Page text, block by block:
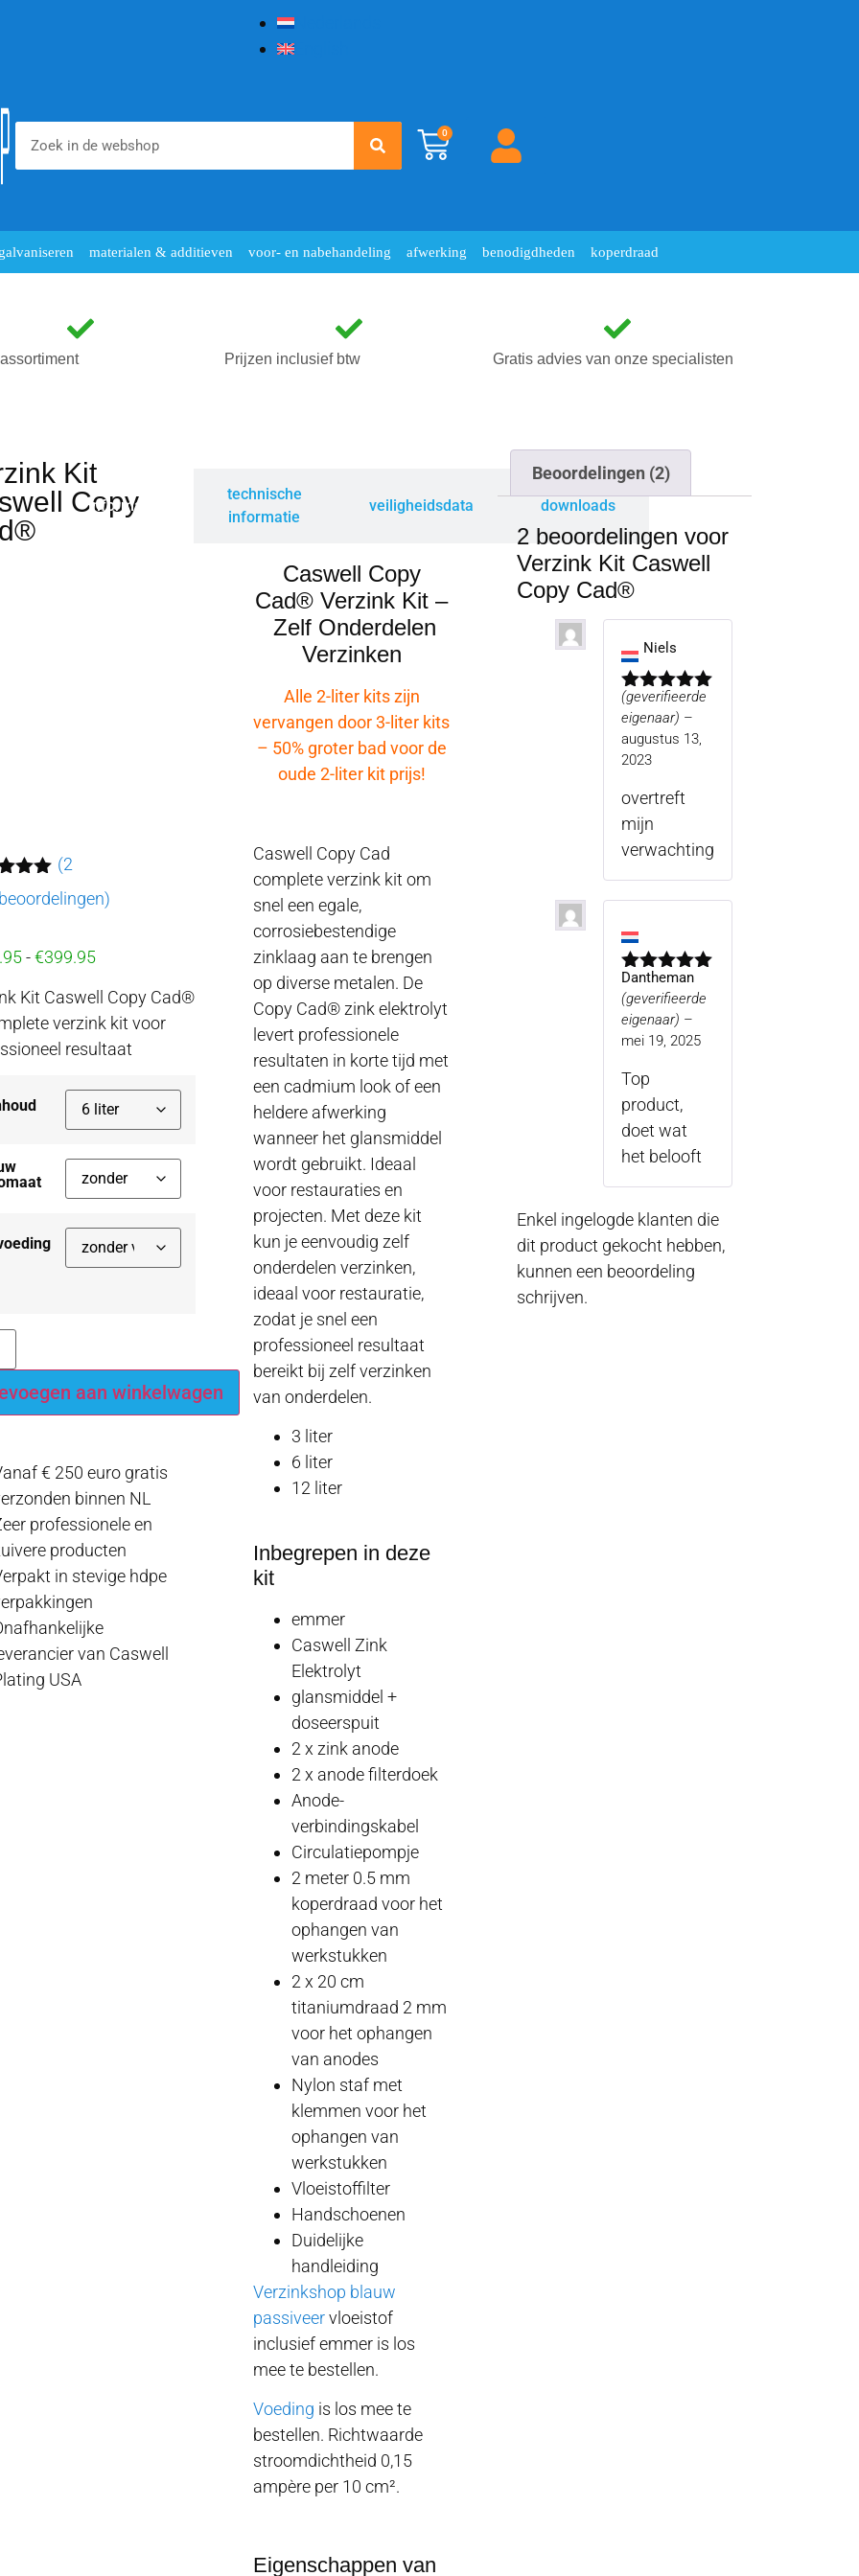
0
galvaniseren materialen & additieven voor- en nabehandeling afwerking benodigdheden koperdraad
Prijzen inclusief btw Gratis advies van onze specialisten
Kit
Copy
5
(2
-€399.95
Kit Caswell Copy Cad®
verzink kit voor
resultaat
aan winkelwagen
€ 250 euro gratis
binnen NL
professionele en
producten
in stevige hdpe
van Caswell
USA
informatie
technische
informatie
veiligheidsdata downloads
Caswell Copy
Cad® Verzink Kit –
Zelf Onderdelen
Verzinken
Alle 2-liter kits zijn
vervangen door 3-liter kits
– 50% groter bad voor de
oude 2-liter kit prijs!
Caswell Copy Cad
complete verzink kit om
snel een egale,
corrosiebestendige
zinklaag aan te brengen
op diverse metalen. De
Copy Cad® zink elektrolyt
levert professionele
resultaten in korte tijd met
een cadmium look of een
heldere afwerking
wanneer het glansmiddel
wordt gebruikt. Ideaal
voor restauraties en
projecten. Met deze kit
kun je eenvoudig zelf
onderdelen verzinken,
ideaal voor restauratie,
zodat je snel een
professioneel resultaat
bereikt bij zelf verzinken
van onderdelen.
3 liter
6 liter
12 liter
Inbegrepen in deze
kit
emmer
Caswell Zink
Elektrolyt
glansmiddel +
doseerspuit
2 x zink anode
2 x anode filterdoek
Anode-
verbindingskabel
Circulatiepompje
2 meter 0.5 mm
koperdraad voor het
ophangen van
werkstukken
2 x 20 cm
titaniumdraad 2 mm
voor het ophangen
van anodes
Nylon staf met
klemmen voor het
ophangen van
werkstukken
Vloeistoffilter
Handschoenen
Duidelijke
handleiding
Verzinkshop blauw
passiveervloeistof
inclusief emmer is los
mee te bestellen.
Voeding is los mee te
bestellen. Richtwaarde
stroomdichtheid 0,15
ampère per 10 cm².
Eigenschappen van
Beoordelingen (2)
2 beoordelingen voor
Verzink Kit Caswell
Copy Cad®
Gewaardeerd
5uit 5
Niels
(geverifieerde
eigenaar) –
augustus 13,
2023
overtreft
mijn
verwachting
Gewaardeerd
5uit 5
Dantheman
(geverifieerde
eigenaar) –
mei 19, 2025
Top
product,
doet wat
het belooft
Enkel ingelogde klanten die
dit product gekocht hebben,
kunnen een beoordeling
schrijven.